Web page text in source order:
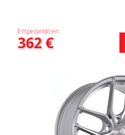
Empezando en:
362€